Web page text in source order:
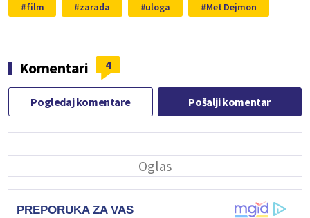
film zarada uloga Met Dejmon
Komentari 4
Pogledaj komentare Pošalji komentar
PREPORUKA ZA VAS